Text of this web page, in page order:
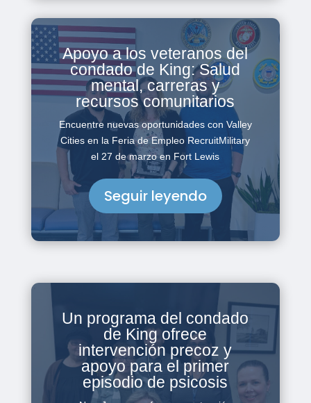
Apoyo a los veteranos del
condado de King: Salud
mental, carreras y
recursos comunitarios
Encuentre nuevas oportunidades con Valley
Cities en la Feria de Empleo RecruitMilitary
el 27 de marzo en Fort Lewis
Seguir leyendo
Un programa del condado
de King ofrece
intervención precoz y
apoyo para el primer
episodio de psicosis